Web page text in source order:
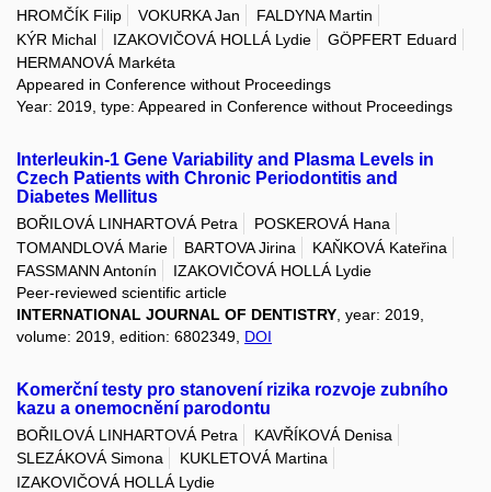
HROMČÍK Filip VOKURKA Jan
FALDYNA Martin
KÝR Michal
IZAKOVIČOVÁ HOLLÁ Lydie
GÖPFERT Eduard
HERMANOVÁ Markéta
Appeared in Conference without Proceedings
Year: 2019, type: Appeared in Conference without Proceedings
Interleukin-1 Gene Variability and Plasma Levels in
Czech Patients with Chronic Periodontitis and
Diabetes Mellitus
BOŘILOVÁ LINHARTOVÁ Petra
POSKEROVÁ Hana
TOMANDLOVÁ Marie
BARTOVA Jirina
KAŇKOVÁ Kateřina
FASSMANN Antonín
IZAKOVIČOVÁ HOLLÁ Lydie
Peer-reviewed scientific article
INTERNATIONAL JOURNAL OF DENTISTRY , year: 2019,
volume: 2019, edition: 6802349, DOI
Komerční testy pro stanovení rizika rozvoje zubního
kazu a onemocnění parodontu
BOŘILOVÁ LINHARTOVÁ Petra
KAVŘÍKOVÁ Denisa
SLEZÁKOVÁ Simona
KUKLETOVÁ Martina
IZAKOVIČOVÁ HOLLÁ Lydie